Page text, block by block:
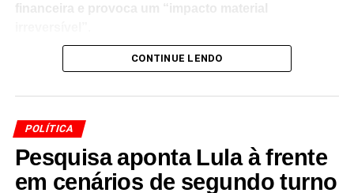
financeira e provoca um “impacto material
Na manifestação apresentada à Justiça, a defesa do
seria ilegal, argumentando que a medida afeta recursos
utilizados para sua manutenção pessoal e despesas do
cotidiano. O recurso solicita a revisão da decisão e a
suspensão da penhora enquanto o caso continua em
análise.
CONTINUE LENDO
POLÍTICA
Pesquisa aponta Lula à frente
em cenários de segundo turno